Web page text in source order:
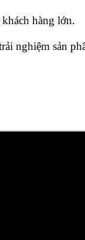
hàng lớn.
nghiệm sản